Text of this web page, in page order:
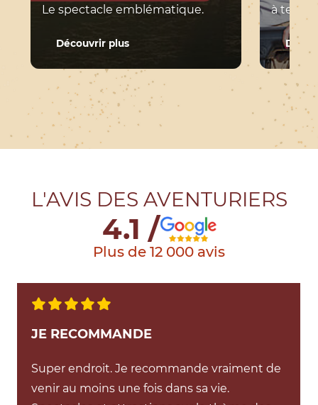
Le spectacle emblématique.
Découvrir plus: La légendaire attaque du train
à tester
L'AVIS DES AVENTURIERS
4.1 /
Plus de 12 000 avis
5 Étoiles
JE RECOMMANDE
Super endroit. Je recommande vraiment de
venir au moins une fois dans sa vie.